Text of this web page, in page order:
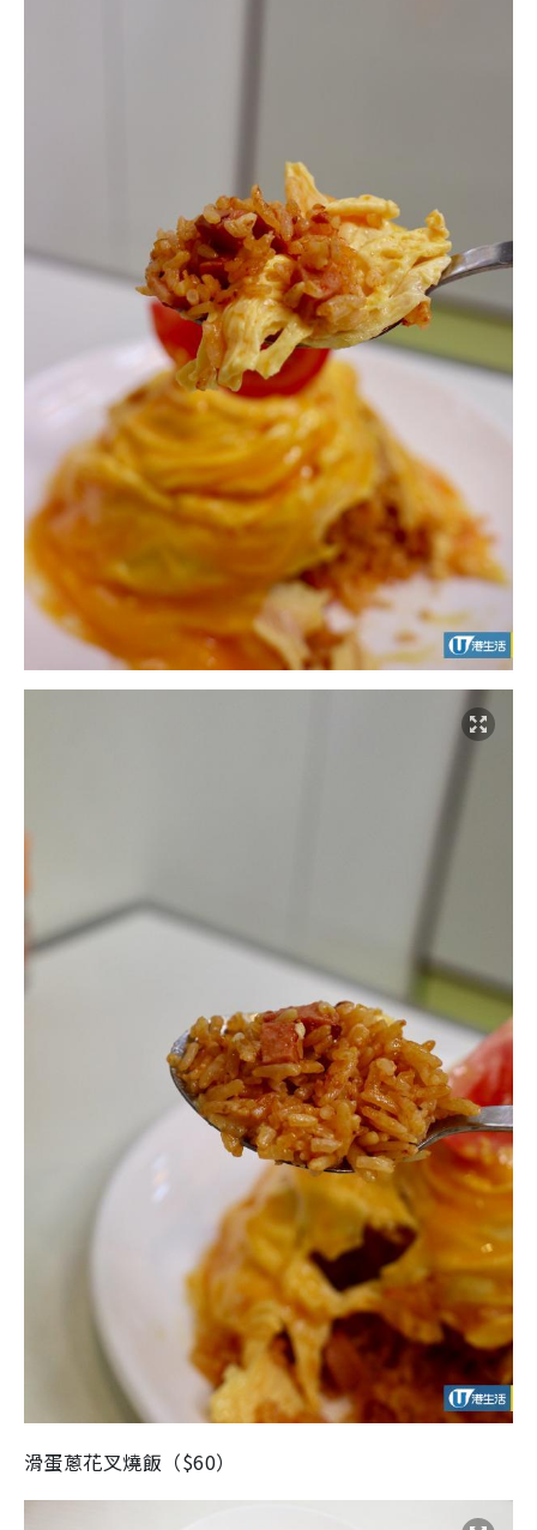
滑蛋蔥花叉燒飯（$60）